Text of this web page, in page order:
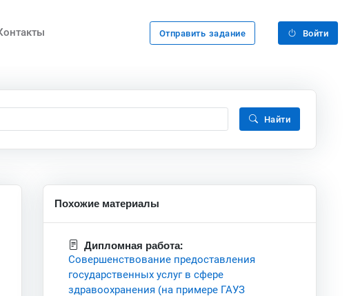
Отправить задание Войти
Найти
Похожие материалы
Дипломная работа:
Совершенствование предоставления
государственных услуг в сфере
здравоохранения (на примере ГАУЗ